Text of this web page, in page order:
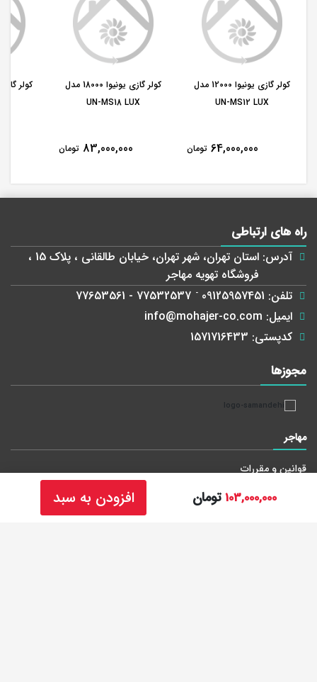
103,000,000تومان افزودن به سبد
کولر گازی یونیوا 12000 مدل
UN-MS12 LUX
64,000,000 تومان
کولر گازی یونیوا 18000 مدل
UN-MS18 LUX
83,000,000 تومان
راه های ارتباطی
آدرس:
استان تهران، شهر تهران، خیابان طالقانی ، پلاک 15 ،
فروشگاه تهویه مهاجر
تلفن: 09125957451
-
77532537 - 77653561
ایمیل: info@mohajer-co.com
کدپستی: 1571716433
مجوز‌ها
مهاجر
قوانین و مقررات
مراکز فروش و سرویس
پشتیبانی فروش آنلاین شنبه تا چهارشنبه 9-18 پنج شنبه 9 - 14